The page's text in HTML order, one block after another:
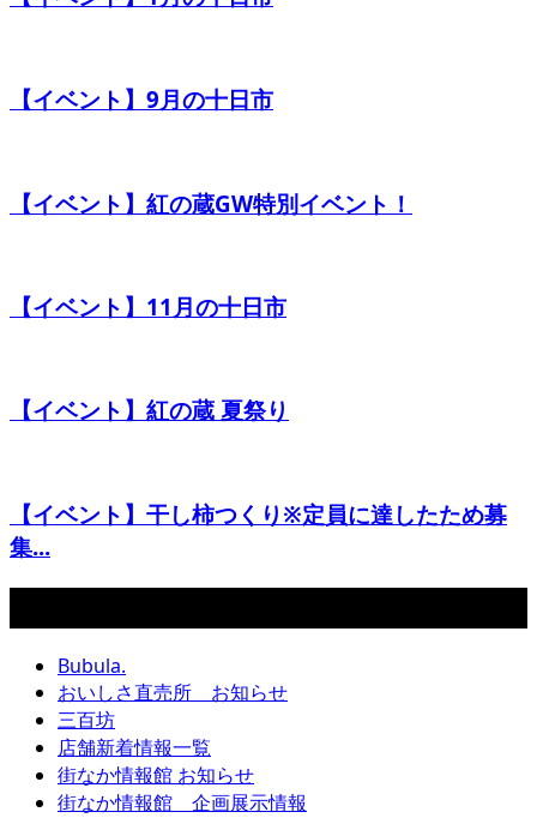
【イベント】9月の十日市
【イベント】紅の蔵GW特別イベント！
【イベント】11月の十日市
【イベント】紅の蔵 夏祭り
【イベント】干し柿つくり※定員に達したため募
集...
Bubula.
おいしさ直売所 お知らせ
三百坊
店舗新着情報一覧
街なか情報館 お知らせ
街なか情報館 企画展示情報